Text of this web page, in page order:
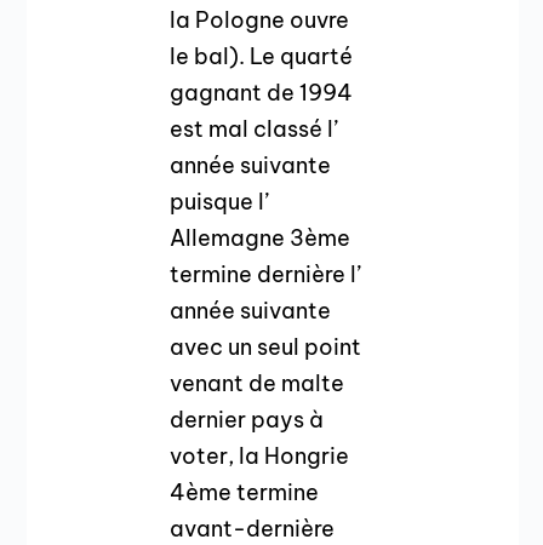
la Pologne ouvre
le bal). Le quarté
gagnant de 1994
est mal classé l’
année suivante
puisque l’
Allemagne 3ème
termine dernière l’
année suivante
avec un seul point
venant de malte
dernier pays à
voter, la Hongrie
4ème termine
avant-dernière